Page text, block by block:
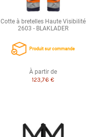
Cotte à bretelles Haute Visibilité
2603 - BLAKLADER
Produit sur commande
À partir de
123,76 €